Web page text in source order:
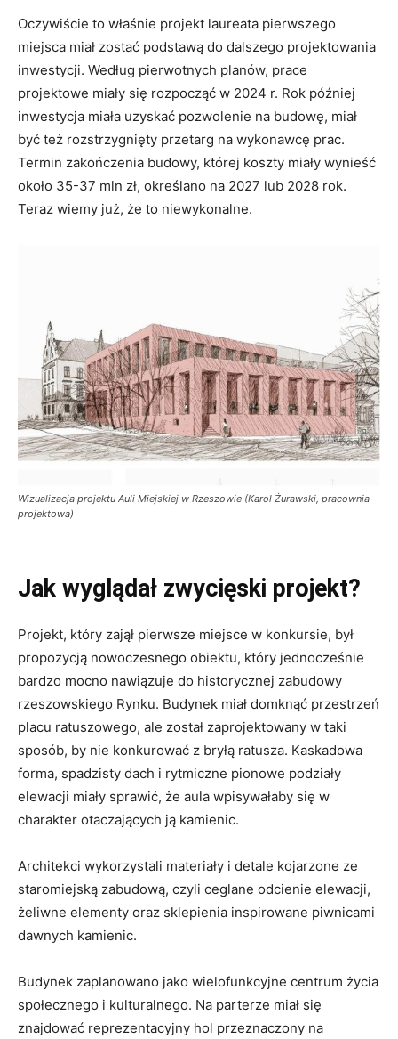
Oczywiście to właśnie projekt laureata pierwszego
miejsca miał zostać podstawą do dalszego projektowania
inwestycji. Według pierwotnych planów, prace
projektowe miały się rozpocząć w 2024 r. Rok później
inwestycja miała uzyskać pozwolenie na budowę, miał
być też rozstrzygnięty przetarg na wykonawcę prac.
Termin zakończenia budowy, której koszty miały wynieść
około 35-37 mln zł, określano na 2027 lub 2028 rok.
Teraz wiemy już, że to niewykonalne.
Wizualizacja projektu Auli Miejskiej w Rzeszowie (Karol Żurawski, pracownia
projektowa)
Jak wyglądał zwycięski projekt?
Projekt, który zajął pierwsze miejsce w konkursie, był
propozycją nowoczesnego obiektu, który jednocześnie
bardzo mocno nawiązuje do historycznej zabudowy
rzeszowskiego Rynku. Budynek miał domknąć przestrzeń
placu ratuszowego, ale został zaprojektowany w taki
sposób, by nie konkurować z bryłą ratusza. Kaskadowa
forma, spadzisty dach i rytmiczne pionowe podziały
elewacji miały sprawić, że aula wpisywałaby się w
charakter otaczających ją kamienic.
Architekci wykorzystali materiały i detale kojarzone ze
staromiejską zabudową, czyli ceglane odcienie elewacji,
żeliwne elementy oraz sklepienia inspirowane piwnicami
dawnych kamienic.
Budynek zaplanowano jako wielofunkcyjne centrum życia
społecznego i kulturalnego. Na parterze miał się
znajdować reprezentacyjny hol przeznaczony na